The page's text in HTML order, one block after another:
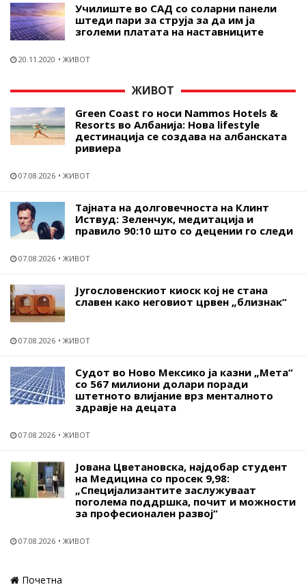
Училиште во САД со соларни панели
штеди пари за струја за да им ја
зголеми платата на наставниците
20.11.2020 ЖИВОТ
ЖИВОТ
Green Coast го носи Nammos Hotels &
Resorts во Албанија: Нова lifestyle
дестинација се создава на албанската
ривиера
07.08.2026 ЖИВОТ
Тајната на долговечноста на Клинт
Иствуд: Зеленчук, медитација и
правило 90:10 што со децении го следи
07.08.2026 ЖИВОТ
Југословенскиот киоск кој не стана
славен како неговиот црвен „близнак“
07.08.2026 ЖИВОТ
Судот во Ново Мексико ја казни „Мета“
со 567 милиони долари поради
штетното влијание врз менталното
здравје на децата
07.08.2026 ЖИВОТ
Јована Цветановска, најдобар студент
на Медицина со просек 9,98:
„Специјализантите заслужуваат
поголема поддршка, почит и можности
за професионален развој“
07.08.2026 ЖИВОТ
Почетна